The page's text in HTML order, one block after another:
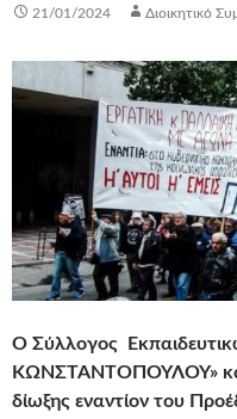
21/01/2024 Διοικητικό
Ο Σύλλογος
ΚΩΝΣΤΑΝΤΟΠΟΥΛΟΥ»
δίωξης εναντίον του